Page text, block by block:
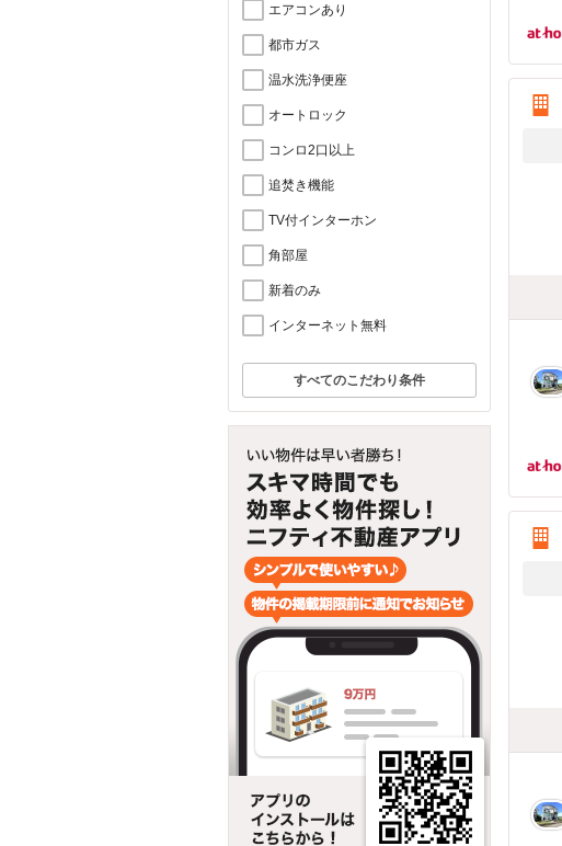
エアコンあり
都市ガス
温水洗浄便座
オートロック
コンロ2口以上
追焚き機能
TV付インターホン
角部屋
新着のみ
インターネット無料
すべてのこだわり条件